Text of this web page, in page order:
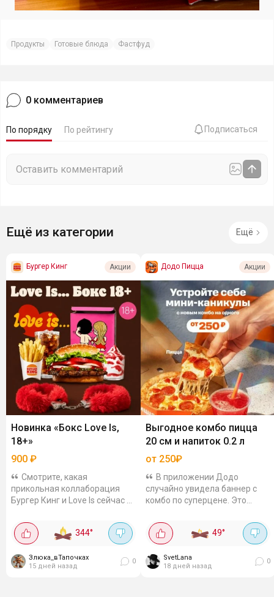
Продукты Готовые блюда Фастфуд
0 комментариев
По порядку По рейтингу Подписаться
Ещё из категории Ещё
Бургер Кинг Акции
Новинка «Бокс Love Is,
18+»
900 ₽
Смотрите, какая
прикольная коллаборация
Бургер Кинг и Love Is сейчас в
899.99 рублей, считайте, 900
рублей. Что внутри бокса?
Воппер Love Is… на...
344°
Злюка_вТапочках
15 дней назад
0
Додо Пицца Акции
Выгодное комбо пицца
20 см и напиток 0.2 л
от 250₽
В приложении Додо
случайно увидела баннер с
комбо по суперцене. Это
проверяла. Если добавить в
корзину комбо - пиццу и
напиток, то получится...
49°
SvetLana
18 дней назад
0